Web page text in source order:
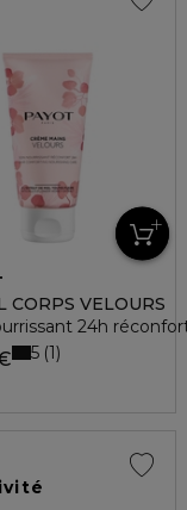
CORPS VELOURS
24h
5 1